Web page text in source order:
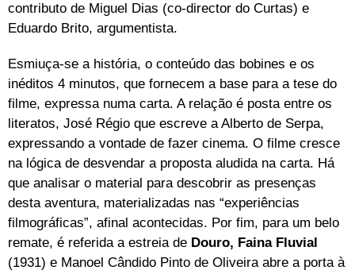
contributo de Miguel Dias (co-director do Curtas) e
Eduardo Brito, argumentista.
Esmiuça-se a história, o conteúdo das bobines e os
inéditos 4 minutos, que fornecem a base para a tese do
filme, expressa numa carta. A relação é posta entre os
literatos, José Régio que escreve a Alberto de Serpa,
expressando a vontade de fazer cinema. O filme cresce
na lógica de desvendar a proposta aludida na carta. Há
que analisar o material para descobrir as presenças
desta aventura, materializadas nas “experiências
filmográficas”, afinal acontecidas. Por fim, para um belo
remate, é referida a estreia de Douro, Faina Fluvial
(1931) e Manoel Cândido Pinto de Oliveira abre a porta à